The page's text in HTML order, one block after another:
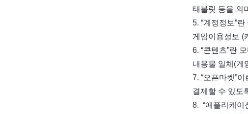
태블릿 등을 의
5. “계정정보”
게임이용정보 (
6. “콘텐츠”란
내용물 일체(게
7. “오픈마켓”
결제할 수 있도
8. “애플리케이